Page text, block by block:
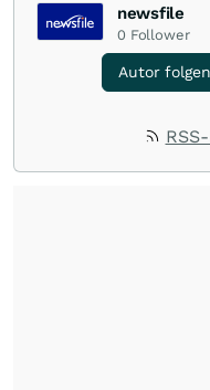
newsfile
0 Follower
Autor folgen